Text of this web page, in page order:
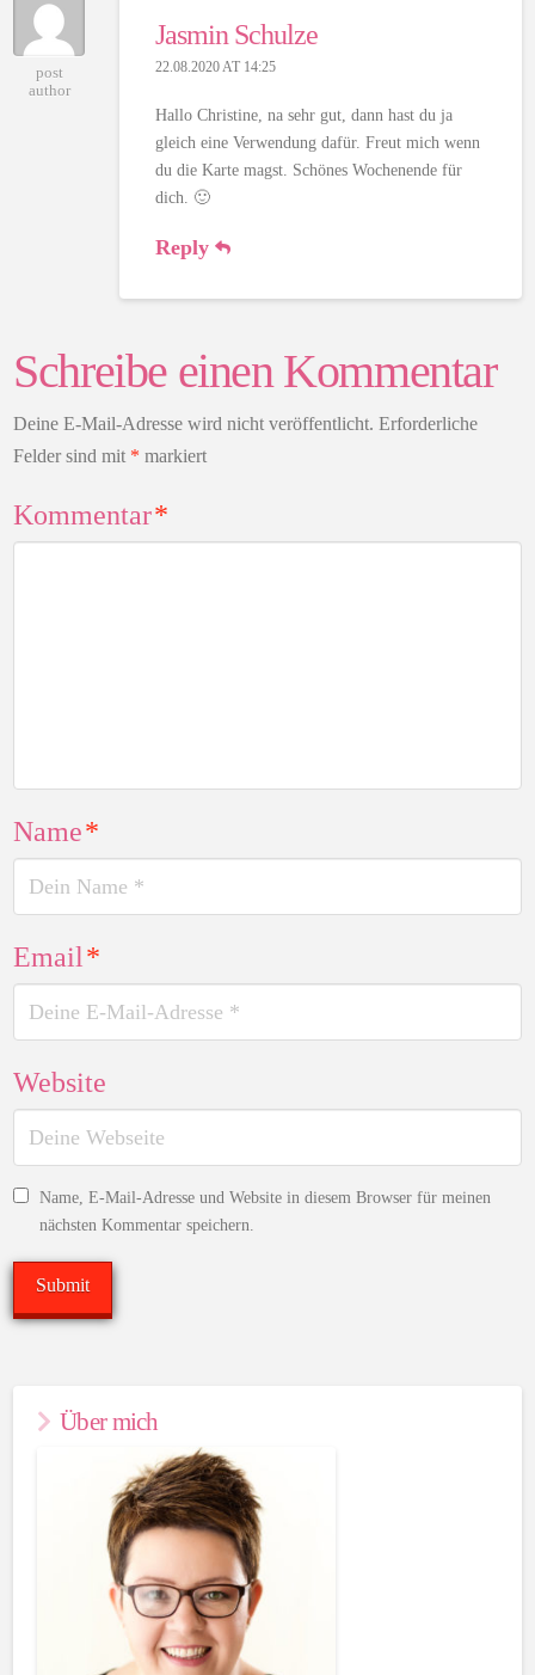
post
author
Jasmin Schulze
22.08.2020 AT 14:25
Hallo Christine, na sehr gut, dann hast du ja
gleich eine Verwendung dafür. Freut mich wenn
du die Karte magst. Schönes Wochenende für
dich. 🙂
Reply
Schreibe einen Kommentar
Deine E-Mail-Adresse wird nicht veröffentlicht. Erforderliche
Felder sind mit * markiert
Kommentar*
Name*
Email*
Website
Name, E-Mail-Adresse und Website in diesem Browser für meinen
nächsten Kommentar speichern.
Über mich